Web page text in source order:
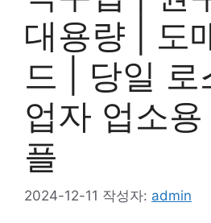
대용량 | 도
드 | 당일
업자 업소
플
2024-12-11 작성자: admin